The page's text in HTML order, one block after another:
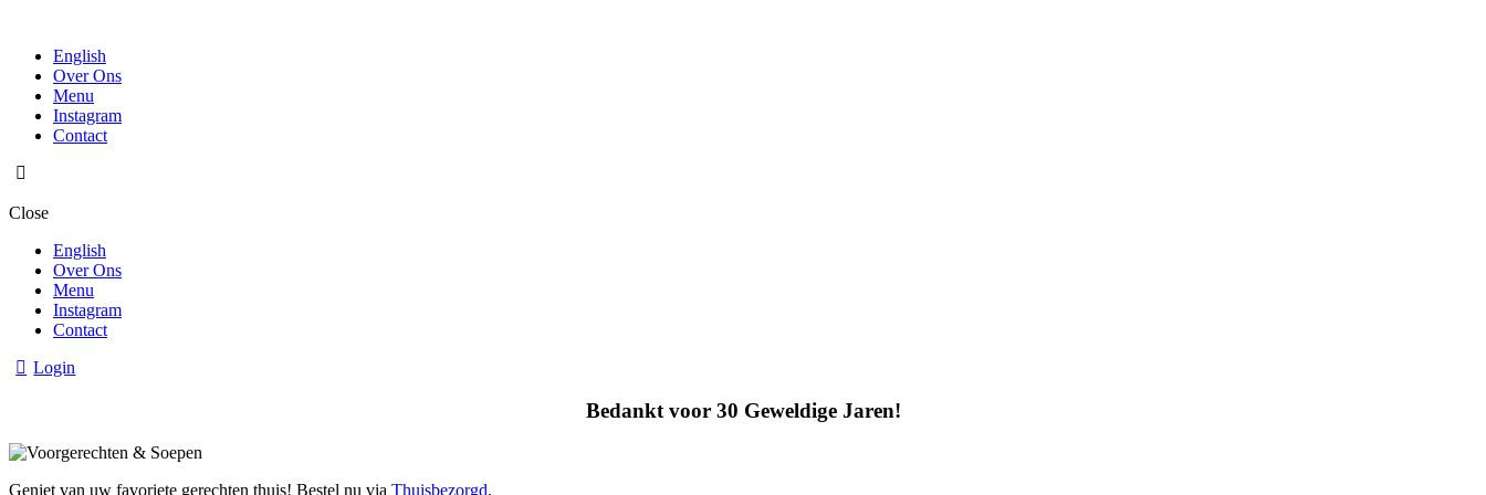
English
Over Ons
Menu
Instagram
Contact
Close
English
Over Ons
Menu
Instagram
Contact
Login
Bedankt voor 30 Geweldige Jaren!
Geniet van uw favoriete gerechten thuis! Bestel nu via Thuisbezorgd.